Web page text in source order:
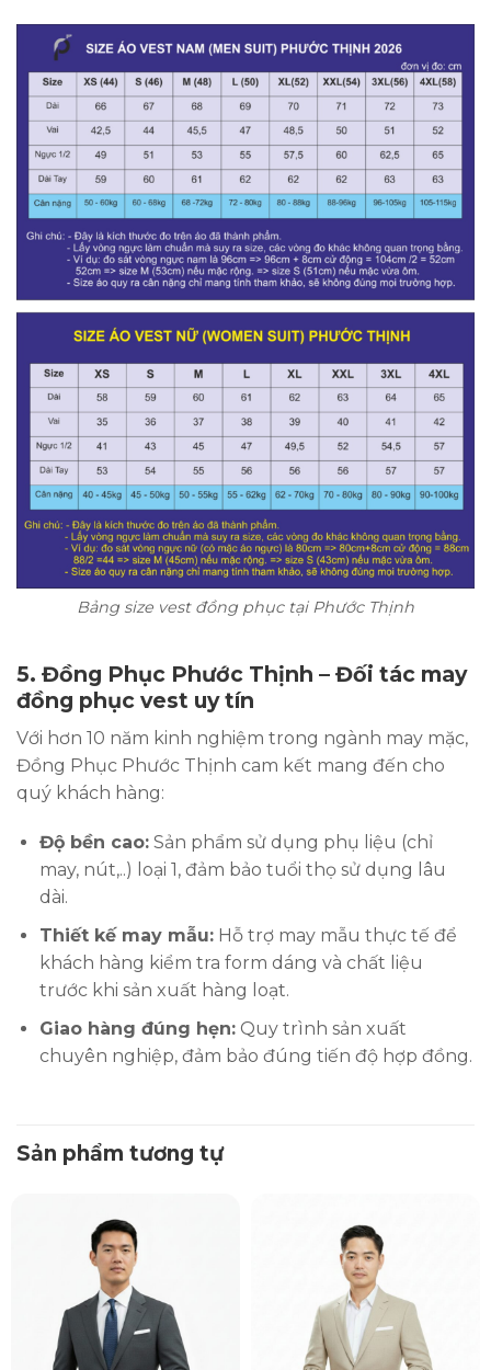
Bảng size vest đồng phục tại Phước Thịnh
5. Đồng Phục Phước Thịnh – Đối tác may
đồng phục vest uy tín
Với hơn 10 năm kinh nghiệm trong ngành may mặc,
Đồng Phục Phước Thịnh cam kết mang đến cho
quý khách hàng:
Độ bền cao:Sản phẩm sử dụng phụ liệu (chỉ
may, nút,..) loại 1, đảm bảo tuổi thọ sử dụng lâu
dài.
Thiết kế may mẫu:Hỗ trợ may mẫu thực tế để
khách hàng kiểm tra form dáng và chất liệu
trước khi sản xuất hàng loạt.
Giao hàng đúng hẹn:Quy trình sản xuất
chuyên nghiệp, đảm bảo đúng tiến độ hợp đồng.
Sản phẩm tương tự